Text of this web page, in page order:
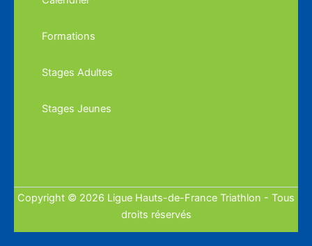
Formations
Stages Adultes
Stages Jeunes
Copyright © 2026 Ligue Hauts-de-France Triathlon - Tous
droits réservés